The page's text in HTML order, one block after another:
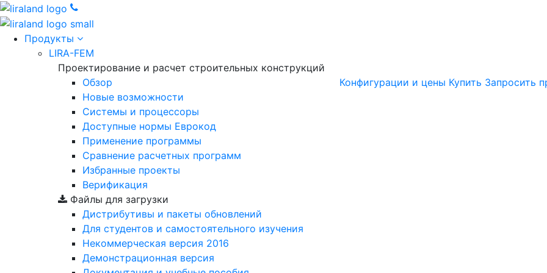
Продукты
LIRA-FEM
Проектирование и расчет строительных конструкций
Обзор
Новые возможности
Cистемы и процессоры
Доступные нормы Еврокод
Применение программы
Сравнение расчетных программ
Избранные проекты
Верификация
Конфигурации и цены Купить Запросить
Файлы для загрузки
Дистрибутивы и пакеты обновлений
Для студентов и самостоятельного изучения
Некоммерческая версия 2016
Демонстрационная версия